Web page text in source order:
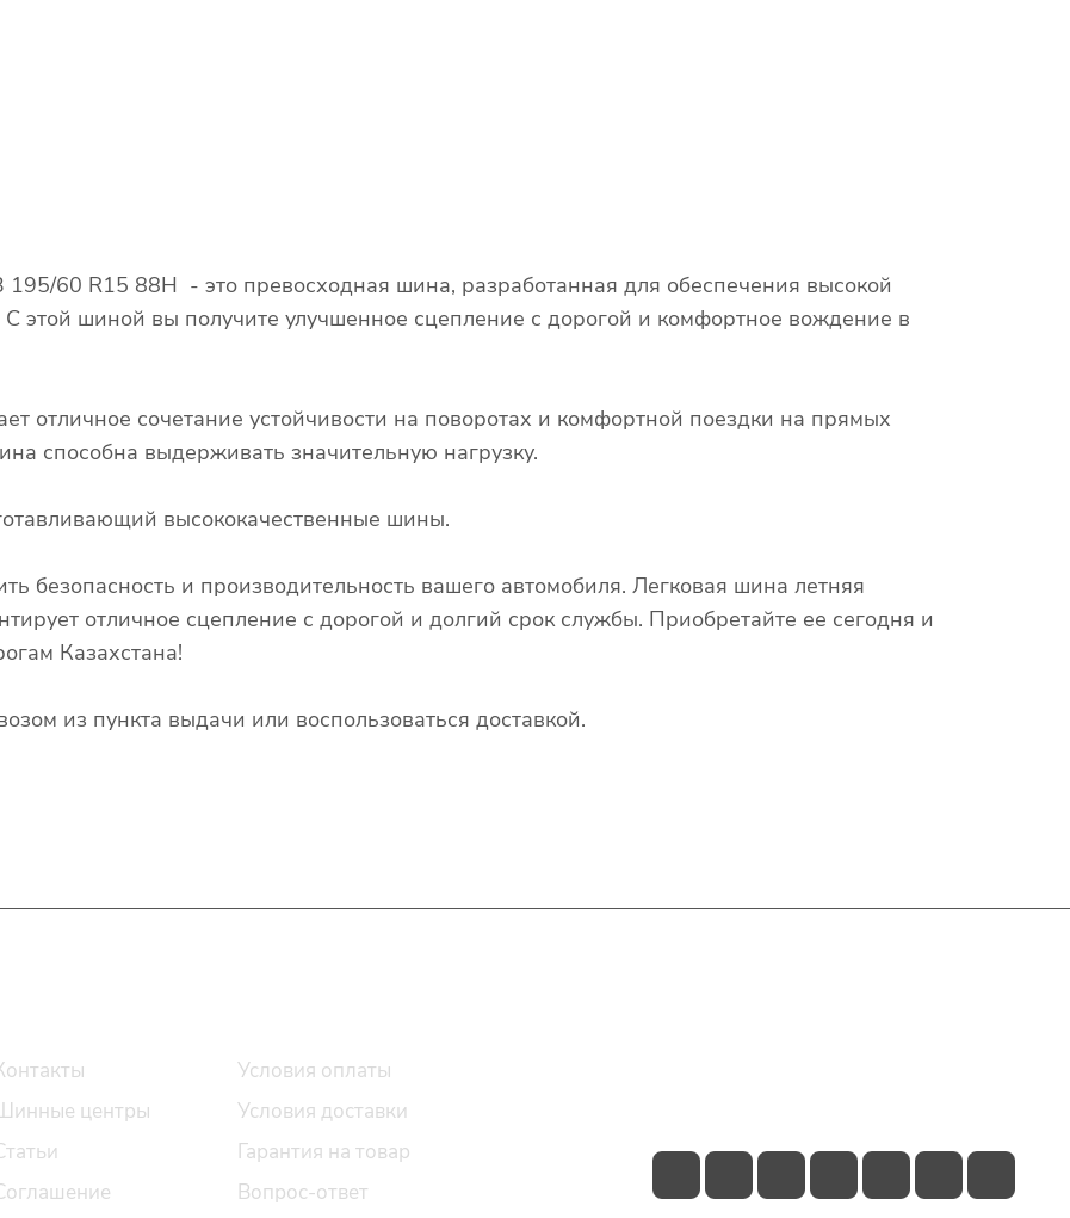
60 R15 88H - это превосходная шина, разработанная для обеспечения высокой
С этой шиной вы получите улучшенное сцепление с дорогой и комфортное вождение в
отличное сочетание устойчивости на поворотах и комфортной поездки на прямых
способна выдерживать значительную нагрузку.
высококачественные шины.
безопасность и производительность вашего автомобиля. Легковая шина летняя
отличное сцепление с дорогой и долгий срок службы. Приобретайте ее сегодня и
Казахстана!
из пункта выдачи или воспользоваться доставкой.
центры
Условия оплаты
Условия доставки
Гарантия на товар
Вопрос-ответ